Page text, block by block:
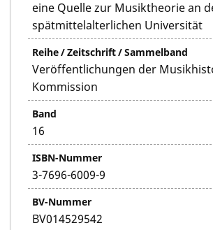
eine Quelle zur Musiktheorie an
spätmittelalterlichen Universität
Reihe / Zeitschrift / Sammelband
Veröffentlichungen der
Kommission
Band
16
ISBN-Nummer
3-7696-6009-9
BV-Nummer
BV014529542